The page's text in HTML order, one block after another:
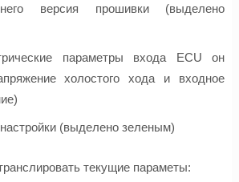
версия прошивки (выделено
параметры входа ECU он
холостого хода и входное
настройки (выделено зеленым)
текущие параметы: